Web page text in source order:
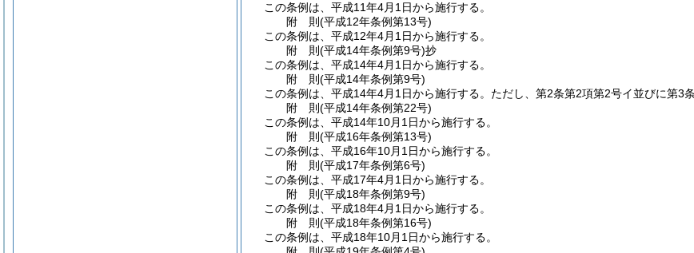
この条例は、平成11年4月1日から施行する。
附 則(平成12年条例第13号)
この条例は、平成12年4月1日から施行する。
附 則(平成14年条例第9号)抄
この条例は、平成14年4月1日から施行する。
附 則(平成14年条例第9号)
この条例は、平成14年4月1日から施行する。 ただし、第2条第2項第2号イ並びに第3
附 則(平成14年条例第22号)
この条例は、平成14年10月1日から施行する。
附 則(平成16年条例第13号)
この条例は、平成16年10月1日から施行する。
附 則(平成17年条例第6号)
この条例は、平成17年4月1日から施行する。
附 則(平成18年条例第9号)
この条例は、平成18年4月1日から施行する。
附 則(平成18年条例第16号)
この条例は、平成18年10月1日から施行する。